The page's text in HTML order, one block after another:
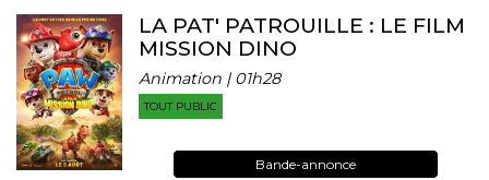
LA PAT' PATROUILLE : LE FILM
MISSION DINO
Animation | 01h28
TOUT PUBLIC
Bande-annonce